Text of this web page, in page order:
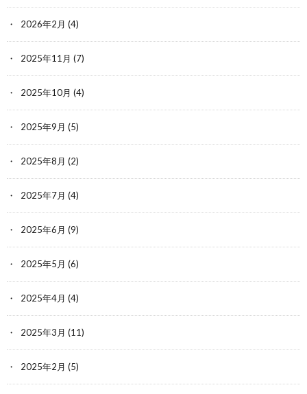
2026年2月 (4)
2025年11月 (7)
2025年10月 (4)
2025年9月 (5)
2025年8月 (2)
2025年7月 (4)
2025年6月 (9)
2025年5月 (6)
2025年4月 (4)
2025年3月 (11)
2025年2月 (5)